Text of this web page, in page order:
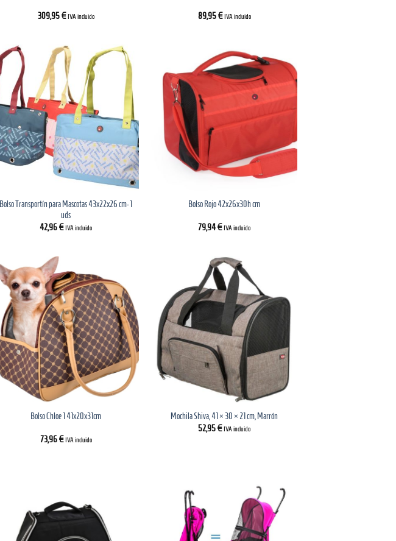
309,95€ IVA incluido 89,95€ IVA incluido
Bolso Transportín para Mascotas 43x22x26 cm- 1
uds
42,96€ IVA incluido
Bolso Rojo 42x26x30h cm
79,94€ IVA incluido
Bolso Chloe 1 41x20x31cm
73,96€ IVA incluido
Mochila Shiva, 41 × 30 × 21 cm, Marrón
52,95€ IVA incluido